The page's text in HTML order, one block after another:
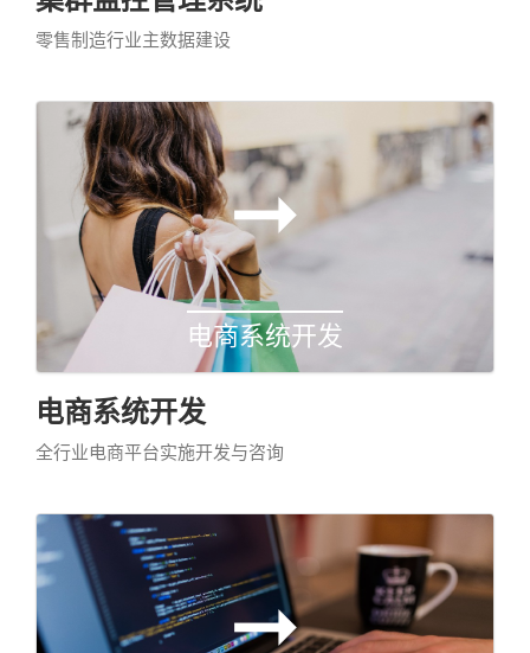
零售制造行业主数据建设
电商系统开发
电商系统开发
全行业电商平台实施开发与咨询